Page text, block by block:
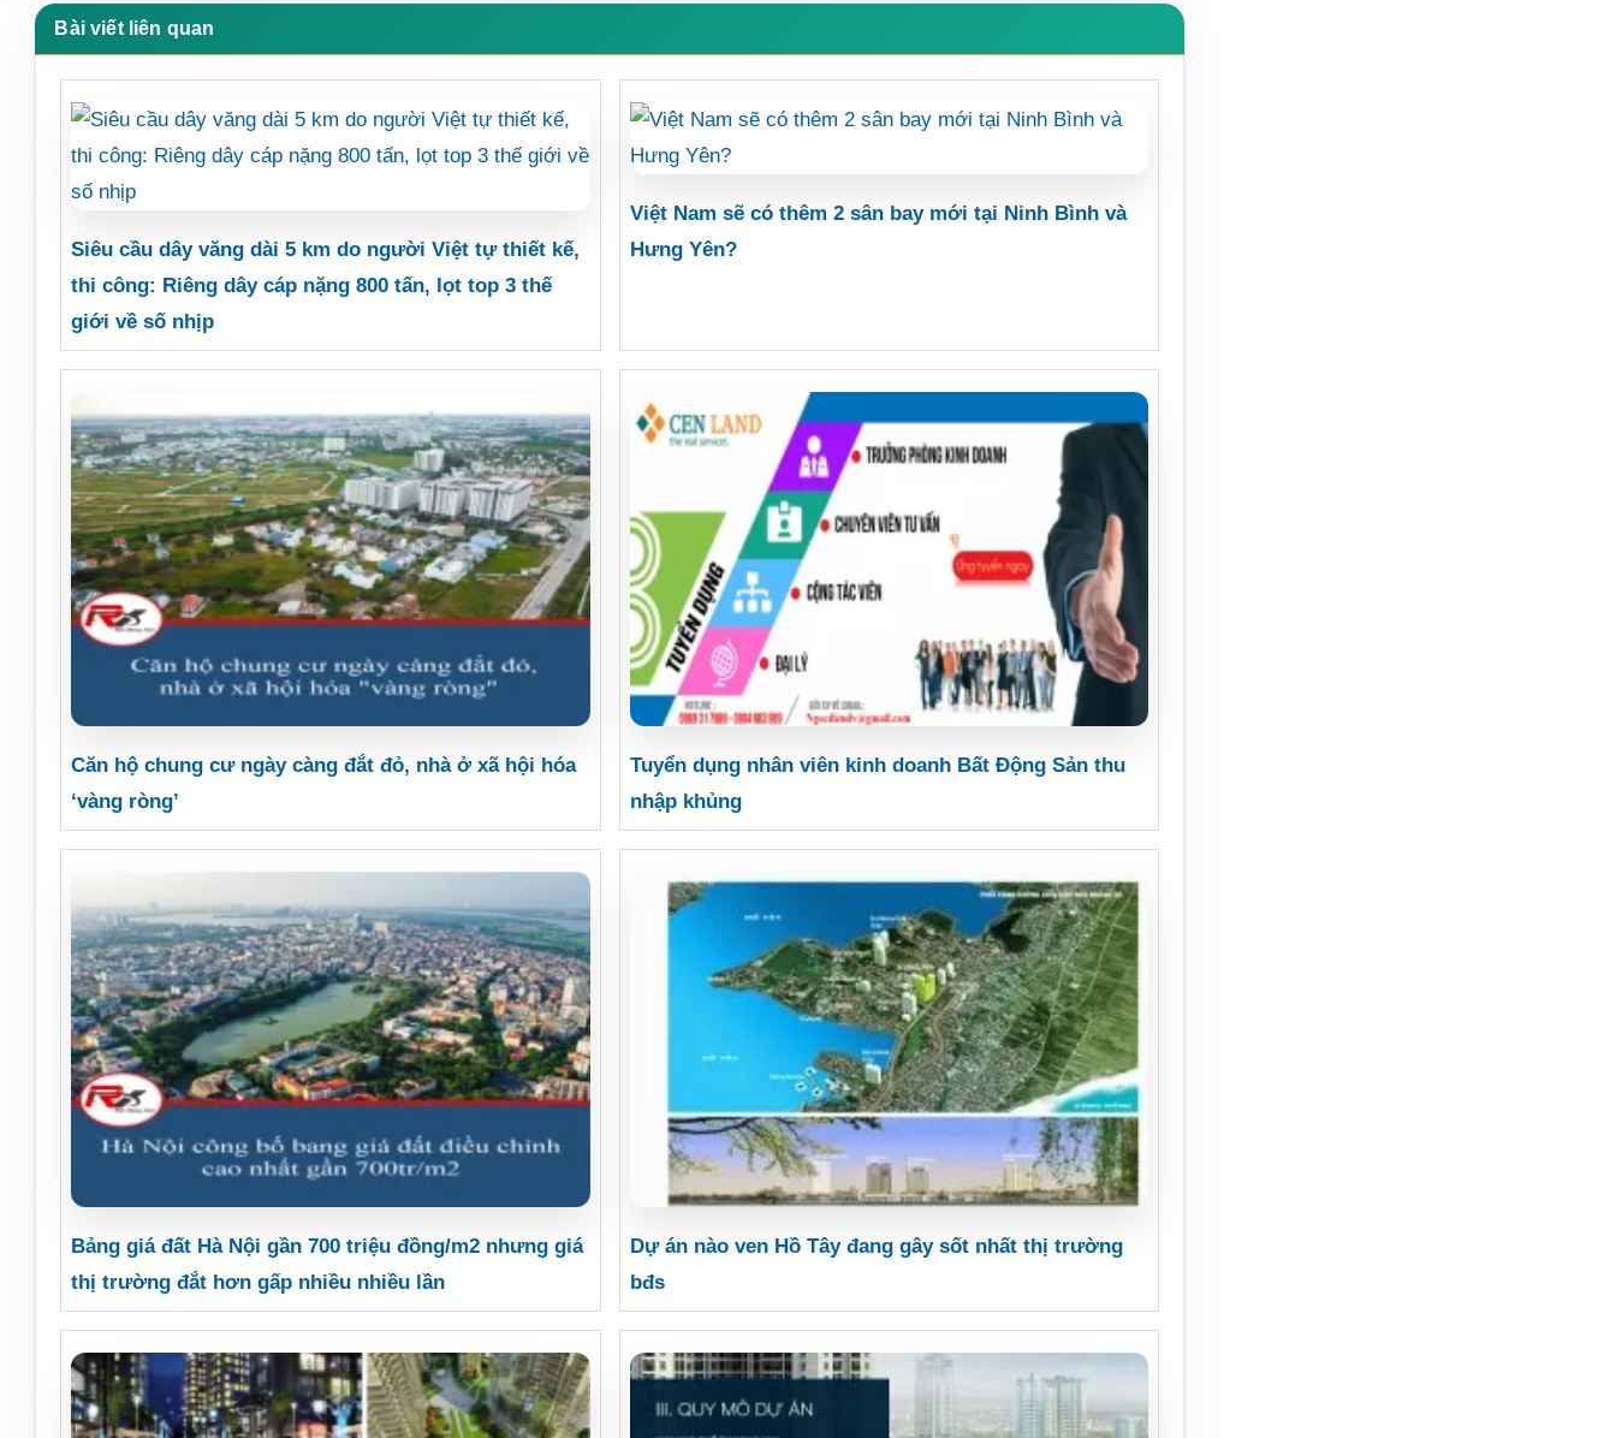
Bài viết liên quan
Siêu cầu dây văng dài 5 km do người Việt tự thiết kế,
thi công: Riêng dây cáp nặng 800 tấn, lọt top 3 thế
giới về số nhịp
Việt Nam sẽ có thêm 2 sân bay mới tại Ninh Bình và
Hưng Yên?
Căn hộ chung cư ngày càng đắt đỏ, nhà ở xã hội hóa
‘vàng ròng’
Tuyển dụng nhân viên kinh doanh Bất Động Sản thu
nhập khủng
Bảng giá đất Hà Nội gần 700 triệu đồng/m2 nhưng giá
thị trường đắt hơn gấp nhiều nhiều lần
Dự án nào ven Hồ Tây đang gây sốt nhất thị trường
bđs